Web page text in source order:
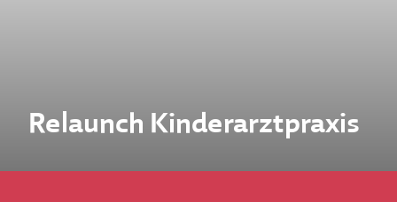
Relaunch Kinderarztpraxis